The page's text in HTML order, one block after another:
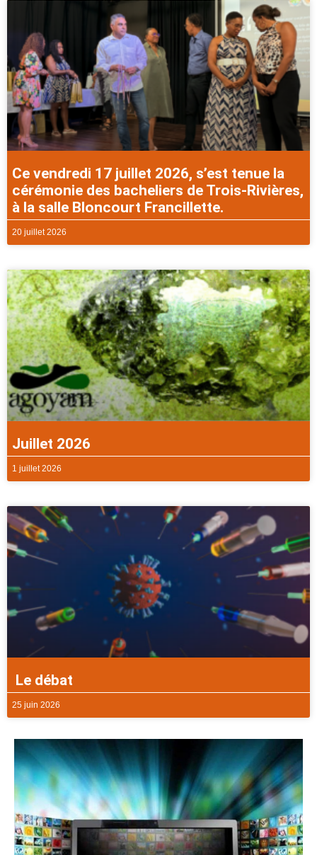
Ce vendredi 17 juillet 2026, s’est tenue la
cérémonie des bacheliers de Trois-Rivières,
à la salle Bloncourt Francillette.
20 juillet 2026
Juillet 2026
1 juillet 2026
Le débat
25 juin 2026